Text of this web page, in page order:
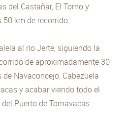
del Castañar, El Torno y
50 km de recorrido.
al río Jerte, siguiendo la
de aproximadamente 30
Navaconcejo, Cabezuela
y acabar viendo todo el
Puerto de Tornavacas.